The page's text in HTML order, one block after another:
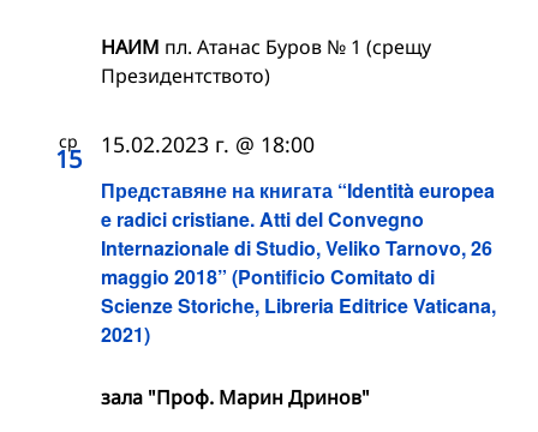
НАИМ пл. Атанас Буров № 1 (срещу
Президентството)
ср
15
Представяне на книгата “Identità europea
e radici cristiane. Atti del Convegno
Internazionale di Studio, Veliko Tarnovo, 26
maggio 2018” (Pontificio Comitato di
Scienze Storiche, Libreria Editrice Vaticana,
2021)
15.02.2023 г. @ 18:00
зала "Проф. Марин Дринов"